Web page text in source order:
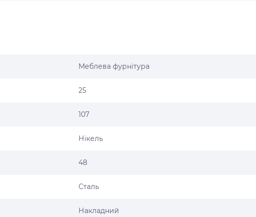
Меблева фурнітура
25
107
Нікель
48
Сталь
Накладний